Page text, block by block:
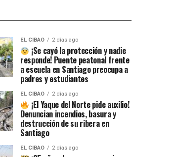
EL CIBAO 2 días ago
¡Se cayó la protección y nadie
responde! Puente peatonal frente
a escuela en Santiago preocupa a
padres y estudiantes
EL CIBAO 2 días ago
¡El Yaque del Norte pide auxilio!
Denuncian incendios, basura y
destrucción de su ribera en
Santiago
EL CIBAO 2 días ago